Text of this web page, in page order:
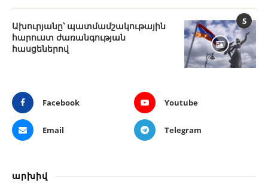
5
Ախուրյանը՝ պատմամշակութային
հարուստ ժառանգության
հասցեներով
Facebook Youtube
Email Telegram
արխիվ